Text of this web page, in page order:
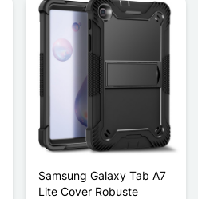
Samsung Galaxy Tab A7
Lite Cover Robuste